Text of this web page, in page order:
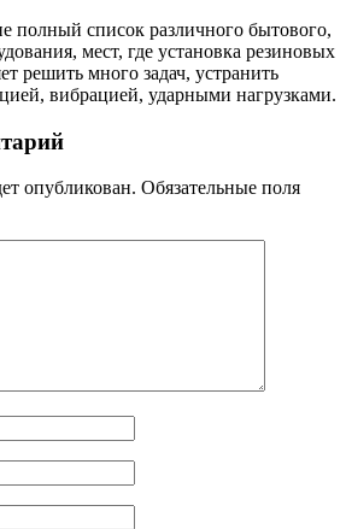
полный список различного бытового,
мест, где установка резиновых
решить много задач, устранить
вибрацией, ударными нагрузками.
опубликован. Обязательные поля